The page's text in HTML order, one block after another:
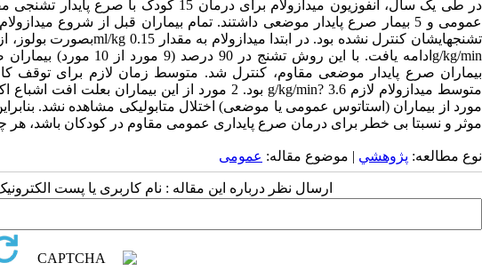
عمومی و 5 بیمار صرع پایدار موضعی داشتند. تمام بیماران قبل از شروع
بیماران صرع پایدار موضعی مقاوم، کنترل شد. متوسط زمان لازم برای
مورد از بیماران (استاتوس عمومی یا موضعی) اختلال متابولیکی مشاهده نشد.
موثر و نسبتا بی خطر برای درمان صرع پایداری عمومی مقاوم در کودکان باشد،
نوع مطالعه: پژوهشي | موضوع مقاله: عمومى
ارسال نظر درباره این مقاله : نام کاربری یا پست